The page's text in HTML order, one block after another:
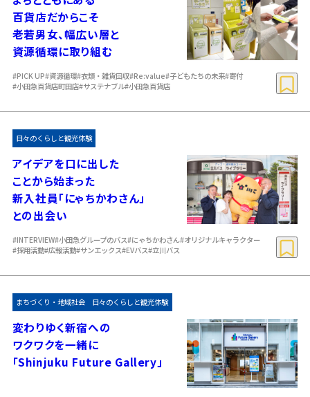
百貨店だからこそ
老若男女、幅広い層と
資源循環に取り組む
#PICK UP#資源循環#衣類・雑貨回収#Re:value#子どもたちの未来#寄付
#小田急百貨店町田店#サステナブル#小田急百貨店
日々のくらしと観光体験
アイデアを口に出した
ことから始まった
新入社員「にゃちかわさん」
との出会い
#INTERVIEW#小田急グループのバス#にゃちかわさん#オリジナルキャラクター
#採用活動#広報活動#サンエックス#EVバス#立川バス
まちづくり・地域社会 日々のくらしと観光体験
変わりゆく新宿への
ワクワクを一緒に
｢Shinjuku Future Gallery」